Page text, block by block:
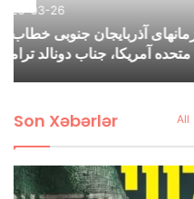
Güney Azərbaycan
Şurasının Yaranan
Bəyabatı
Son Xəbərlər All